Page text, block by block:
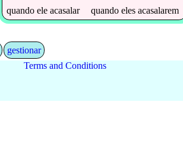
quandoeleacasalar quandoelesacasalarem
gestionar
Terms and Conditions